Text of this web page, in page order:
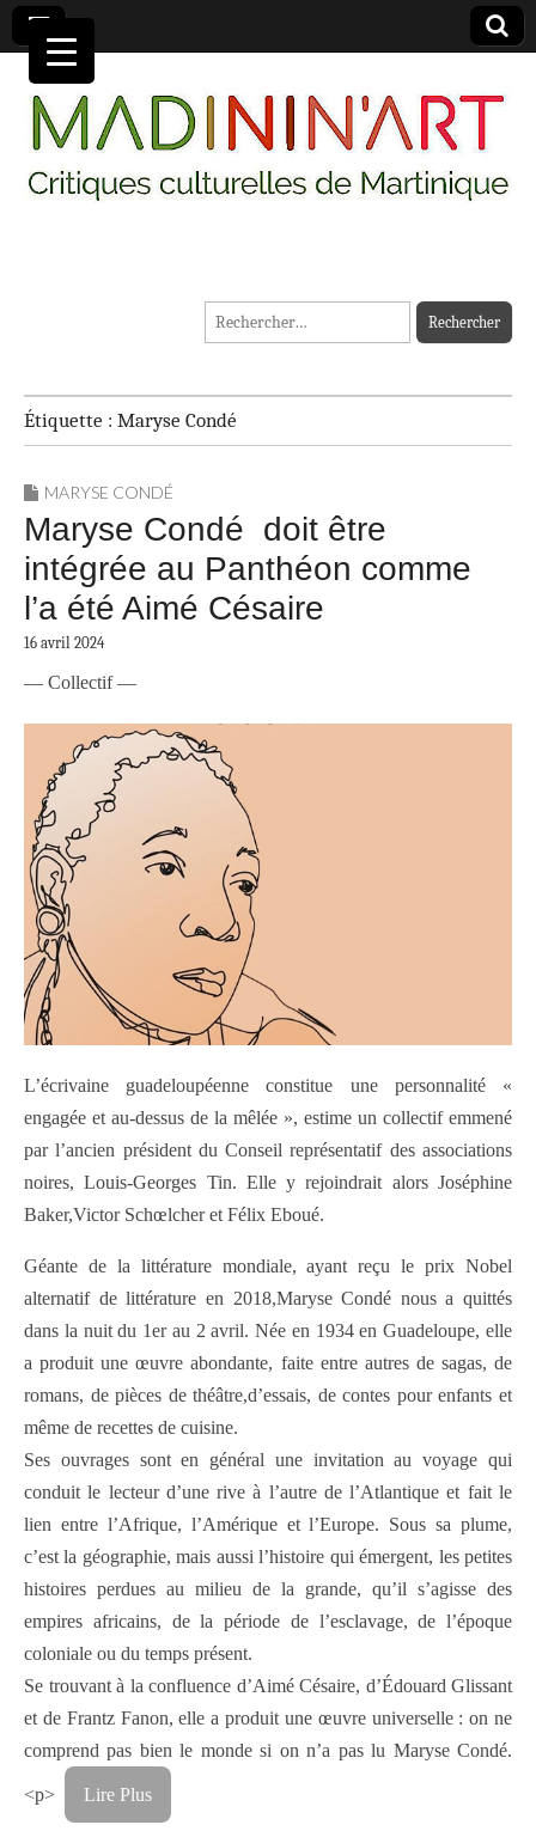
MADININ'ART
Rechercher :
Étiquette : Maryse Condé
MARYSE CONDÉ
Maryse Condé doit être
intégrée au Panthéon comme
l’a été Aimé Césaire
16 avril 2024
— Collectif —
L’écrivaine guadeloupéenne constitue une personnalité «
engagée et au-dessus de la mêlée », estime un collectif emmené
par l’ancien président du Conseil représentatif des associations
noires, Louis-Georges Tin. Elle y rejoindrait alors Joséphine
Baker,Victor Schœlcher et Félix Eboué.
Géante de la littérature mondiale, ayant reçu le prix Nobel
alternatif de littérature en 2018,Maryse Condé nous a quittés
dans la nuit du 1er au 2 avril. Née en 1934 en Guadeloupe, elle
a produit une œuvre abondante, faite entre autres de sagas, de
romans, de pièces de théâtre,d’essais, de contes pour enfants et
même de recettes de cuisine.
Ses ouvrages sont en général une invitation au voyage qui
conduit le lecteur d’une rive à l’autre de l’Atlantique et fait le
lien entre l’Afrique, l’Amérique et l’Europe. Sous sa plume,
c’est la géographie, mais aussi l’histoire qui émergent, les petites
histoires perdues au milieu de la grande, qu’il s’agisse des
empires africains, de la période de l’esclavage, de l’époque
coloniale ou du temps présent.
Se trouvant à la confluence d’Aimé Césaire, d’Édouard Glissant
et de Frantz Fanon, elle a produit une œuvre universelle : on ne
comprend pas bien le monde si on n’a pas lu Maryse Condé.
<p> Lire Plus